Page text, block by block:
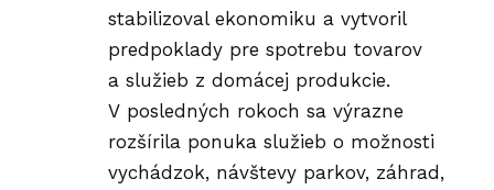
stabilizoval ekonomiku a vytvoril
predpoklady pre spotrebu tovarov
a služieb z domácej produkcie.
V posledných rokoch sa výrazne
rozšírila ponuka služieb o možnosti
vychádzok, návštevy parkov, záhrad,